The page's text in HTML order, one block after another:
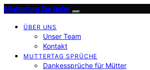
Muttertag Sprüche
ÜBER UNS
Unser Team
Kontakt
MUTTERTAG SPRÜCHE
Dankessprüche für Mütter